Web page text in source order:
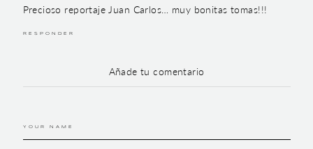
Precioso reportaje Juan Carlos… muy bonitas tomas!!!
RESPONDER
Añade tu comentario
YOUR NAME